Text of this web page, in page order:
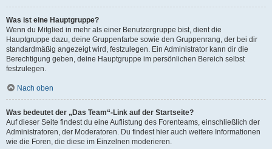
Was ist eine Hauptgruppe?
Wenn du Mitglied in mehr als einer Benutzergruppe bist, dient die
Hauptgruppe dazu, deine Gruppenfarbe sowie den Gruppenrang, der bei dir
standardmäßig angezeigt wird, festzulegen. Ein Administrator kann dir die
Berechtigung geben, deine Hauptgruppe im persönlichen Bereich selbst
festzulegen.
Nach oben
Was bedeutet der „Das Team“-Link auf der Startseite?
Auf dieser Seite findest du eine Auflistung des Forenteams, einschließlich der
Administratoren, der Moderatoren. Du findest hier auch weitere Informationen
wie die Foren, die diese im Einzelnen moderieren.